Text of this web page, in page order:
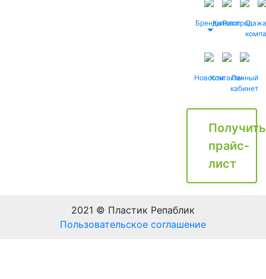
БрендыКаталог
Распродажа
О
НовостиКонтактыЛичный
кабинет
Получить
прайс-
лист
2021 © Пластик Репаблик
Пользовательское соглашение